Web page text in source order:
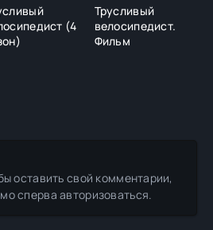
(4
Трусливый
велосипедист.
Фильм
оставить свой комментарии,
сперва авторизоваться.